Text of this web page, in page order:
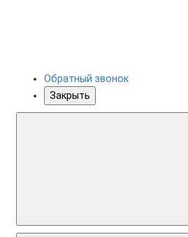
Обратный звонок
Закрыть